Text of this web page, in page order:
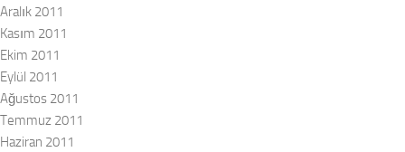
Aralık 2011
Kasım 2011
Ekim 2011
Eylül 2011
Ağustos 2011
Temmuz 2011
Haziran 2011